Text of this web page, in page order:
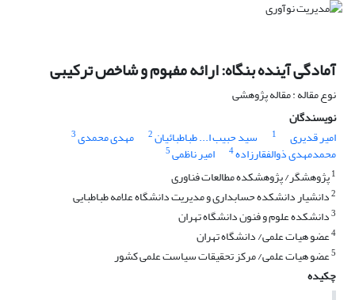
آمادگی آینده بنگاه: ارائه مفهوم و شاخص ترکیبی
نوع مقاله : مقاله پژوهشی
نویسندگان
امیر قدیری
1 سید حبیب ا... طباطبائیان2 مهدی محمدی3
محمدمهدی ذوالفقارزاده4 امیر ناظمی5
1پژوهشگر/ پژوهشکده مطالعات فناوری
2دانشیار دانشکده حسابداری و مدیریت دانشگاه علامه طباطبایی
3دانشکده علوم و فنون دانشگاه تهران
4عضو هیات علمی/ دانشگاه تهران
5عضو هیات علمی/ مرکز تحقیقات سیاست علمی کشور
چکیده